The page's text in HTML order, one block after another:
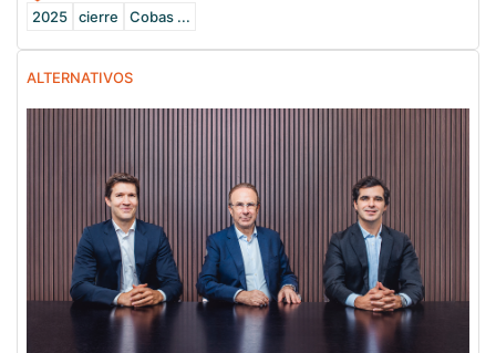
2025
cierre Cobas ...
ALTERNATIVOS